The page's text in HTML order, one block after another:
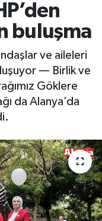
buluşma
ve aileleri
— Birlik ve
Göklere
da Alanya’da